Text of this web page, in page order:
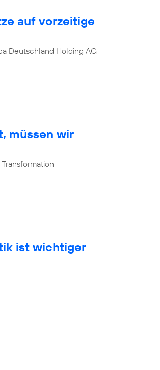
auf vorzeitige
Deutschland Holding AG
müssen wir
ist wichtiger